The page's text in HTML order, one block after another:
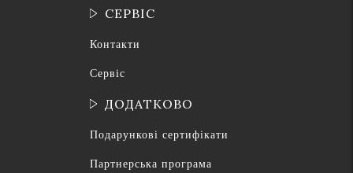
СЕРВІС
Контакти
Сервіс
ДОДАТКОВО
Подарункові сертифікати
Партнерська програма